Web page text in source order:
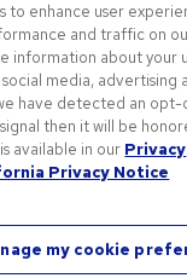
resurser
to enhance user
and traffic on
information about your
media, advertising
have detected an opt-
then it will be
available in our Privacy
Privacy Notice
my cookie